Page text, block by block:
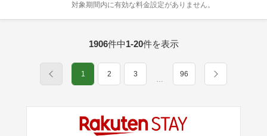
対象期間内に有効な料金設定がありません。
1906件中1-20件を表示
1 2 3
…
96